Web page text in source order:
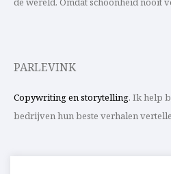
PARLEVINK
Copywriting en storytelling. Ik help
bedrijven hun beste verhalen